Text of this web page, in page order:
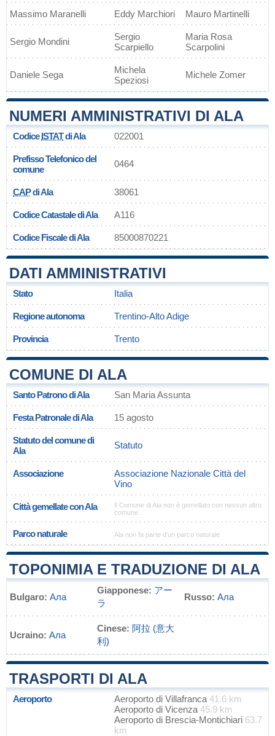
Massimo Maranelli Eddy Marchiori Mauro Martinelli
Sergio Mondini
Sergio
Scarpiello
Maria Rosa
Scarpolini
Daniele Sega
Michela
Speziosi
Michele Zomer
NUMERI AMMINISTRATIVI DI ALA
CodiceISTATdi Ala 022001
Prefisso Telefonico del
comune
0464
CAPdi Ala 38061
Codice Catastale di Ala A116
Codice Fiscale di Ala 85000870221
DATI AMMINISTRATIVI
Stato Italia
Regione autonoma Trentino-Alto Adige
Provincia Trento
COMUNE DI ALA
Santo Patrono di Ala San Maria Assunta
Festa Patronale di Ala 15 agosto
Statuto del comune di
Ala
Statuto
Associazione
Associazione Nazionale Città del
Vino
Città gemellate con Ala
Il Comune di Ala non è gemellato con nessun altro
comune.
Parco naturale Ala non fa parte d'un parco naturale
TOPONIMIA E TRADUZIONE DI ALA
Bulgaro: Ала
Giapponese: アー
ラ
Russo: Ала
Ucraino: Ала
Cinese: 阿拉 (意大
利)
TRASPORTI DI ALA
Aeroporto Aeroporto di Villafranca 41.6 km
Aeroporto di Vicenza 45.9 km
Aeroporto di Brescia-Montichiari 63.7
km